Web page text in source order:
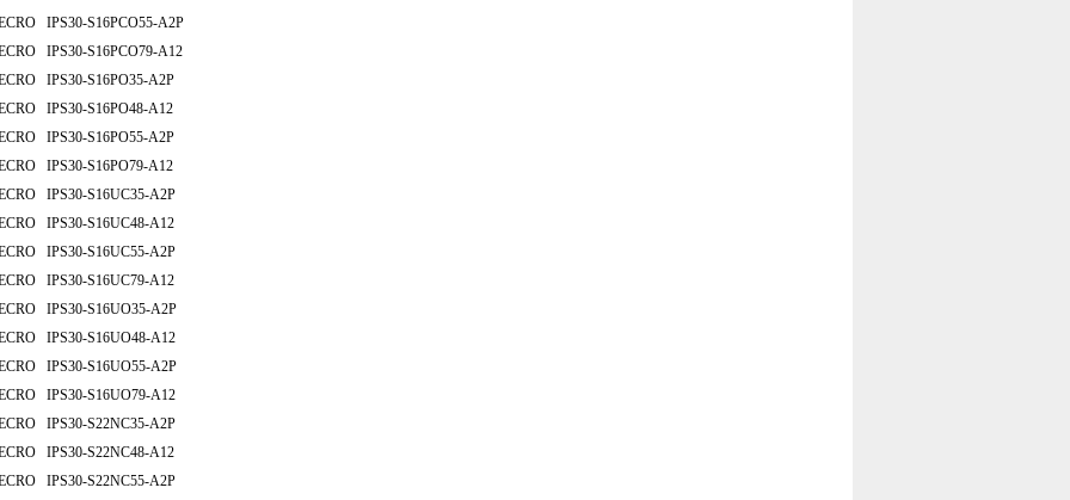
IPS30-S16PCO55-A2P
IPS30-S16PCO79-A12
IPS30-S16PO35-A2P
IPS30-S16PO48-A12
IPS30-S16PO55-A2P
IPS30-S16PO79-A12
IPS30-S16UC35-A2P
IPS30-S16UC48-A12
IPS30-S16UC55-A2P
IPS30-S16UC79-A12
IPS30-S16UO35-A2P
IPS30-S16UO48-A12
IPS30-S16UO55-A2P
IPS30-S16UO79-A12
IPS30-S22NC35-A2P
IPS30-S22NC48-A12
IPS30-S22NC55-A2P